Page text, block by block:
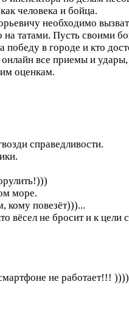
человека и бойца.
необходимо
на татами. Пусть своими
победу в городе и кто
все приемы и
оценкам.
справедливости.
море.
кому повезёт)))...
вёсел не бросит и к
не работает!!!